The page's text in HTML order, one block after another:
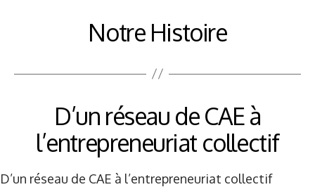
Notre Histoire
D’un réseau de CAE à
l’entrepreneuriat collectif
D’un réseau de CAE à l’entrepreneuriat collectif